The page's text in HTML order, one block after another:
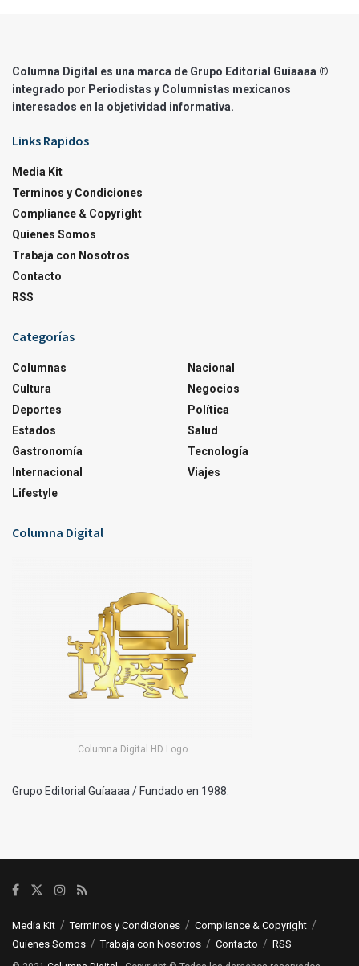
Columna Digital es una marca de Grupo Editorial Guíaaaa ®
integrado por Periodistas y Columnistas mexicanos
interesados en la objetividad informativa.
Links Rapidos
Media Kit
Terminos y Condiciones
Compliance & Copyright
Quienes Somos
Trabaja con Nosotros
Contacto
RSS
Categorías
Columnas
Cultura
Deportes
Estados
Gastronomía
Internacional
Lifestyle
Nacional
Negocios
Política
Salud
Tecnología
Viajes
Columna Digital
Columna Digital HD Logo
Grupo Editorial Guíaaaa / Fundado en 1988.
Media Kit Terminos y Condiciones
Compliance & Copyright
Quienes Somos
Trabaja con Nosotros Contacto RSS